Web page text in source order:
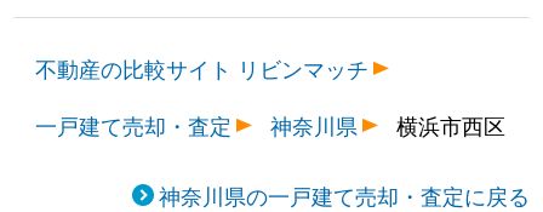
不動産の比較サイト リビンマッチ
一戸建て売却・査定
神奈川県 横浜市西区
神奈川県の一戸建て売却・査定に戻る